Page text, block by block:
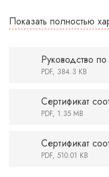
Показать полностью
Руководство
PDF, 384.3 KB
Сертификат
PDF, 1.35 MB
Сертификат
PDF, 510.01 KB